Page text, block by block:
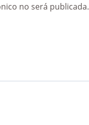
no será publicada.